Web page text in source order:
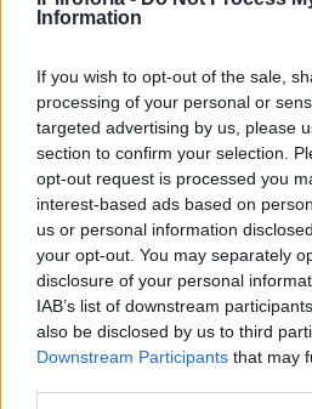
Information
If you wish to opt-out of the sale,
processing of your personal or
targeted advertising by us, please
section to confirm your selection.
opt-out request is processed you
interest-based ads based on
us or personal information
your opt-out. You may separately
disclosure of your personal
IAB’s list of downstream
also be disclosed by us to third
Downstream Participants that may
«Υπέρ» του νομοσχεδίου,
ψήφισαν ΝΔ, ΠΑΣΟΚ-
και «Σπαρτιάτες».
Ελληνική Λύση, ενώ με
Νέα Αριστερά και
Ο αναπληρωτής
Μεταφορών